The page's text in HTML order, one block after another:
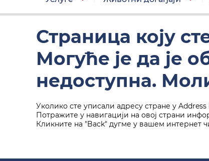
Изаберите тему
Основна тема
Страница коју
Могуће је да је
недоступна.
Уколико сте уписали адресу стране у
Потражите у навигацији на овој страни
Кликните на "Back" дугме у вашем интернет